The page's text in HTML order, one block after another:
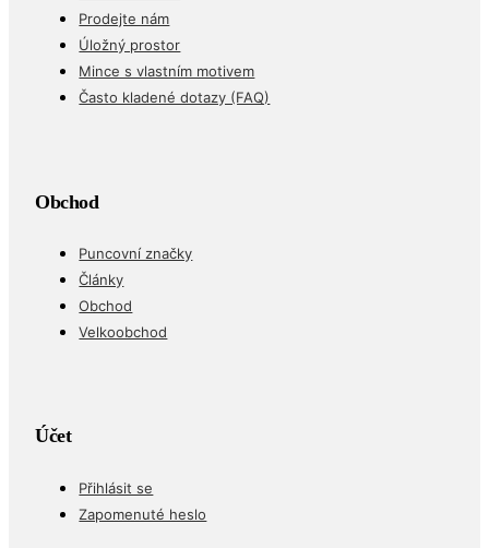
Prodejte nám
Úložný prostor
Mince s vlastním motivem
Často kladené dotazy (FAQ)
Obchod
Puncovní značky
Články
Obchod
Velkoobchod
Účet
Přihlásit se
Zapomenuté heslo